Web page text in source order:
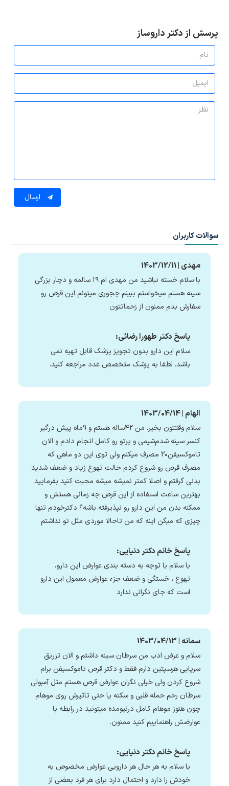
پرسش از دکتر داروساز
ارسال
سوالات کاربران
مهدی | 1403/12/11
با سلام خسته نباشید من مهدی ام ۱۹ سالمه و دچار بزرگی
سینه هستم میخواستم ببینم چجوری میتونم این قرص رو
سفارش بدم ممنون از زحماتتون
پاسخ دکتر طهورا رضائی:
سلام این دارو بدون تجویز پزشک قابل تهیه نمی
باشد. لطفا به پزشک متخصص غدد مراجعه کنید.
الهام | 1403/04/14
سلام وقتتون بخیر. من ۴۲ساله هستم و ۹ماه پیش درگیر
کنسر سینه شدم‌شیمی و پرتو رو کامل انجام دادم و الان
تاموکسیفن۲۰ مصرف میکنم ولی توی این دو ماهی که
مصرف قرص رو شروع کردم حالت تهوع زیاد و ضعف شدید
بدنی گرفتم و اصلا کمتر نمیشه میشه محبت کنید بفرمایید
بهترین ساعت استفاده از این قرص چه زمانی هستش و
ممکنه بدن من این دارو رو نپذیرفته باشه؟ دکترخودم تنها
چیزی که میگن اینه که من تاحالا موردی مثل تو نداشتم
پاسخ خانم دکتر دنیایی:
با سلام با توجه به دسته بندی عوارض این دارو،
تهوع ، خستگی و ضعف جزء عوارض معمول این دارو
است که جای نگرانی ندارد
سمانه | 1403/04/13
سلام و عرض ادب من سرطان سینه داشتم و الان تزریق
سرپایی هرسپتین دارم فقط و دکتر قرص تاموکسیفن برام
شروع کردن ولی خیلی نگران عوارض قرص هستم مثل آمبولی
سرطان رحم حمله قلبی و سکته یا حتی تاثیرش روی موهام
چون هنوز موهام کامل درنیومده میتونید در رابطه با
عوارضش راهنماییم کنید ممنون.
پاسخ خانم دکتر دنیایی:
با سلام به هر حال هر دارویی عوارض مخصوص به
خودش را دارد و احتمال دارد برای هر فرد بعضی از